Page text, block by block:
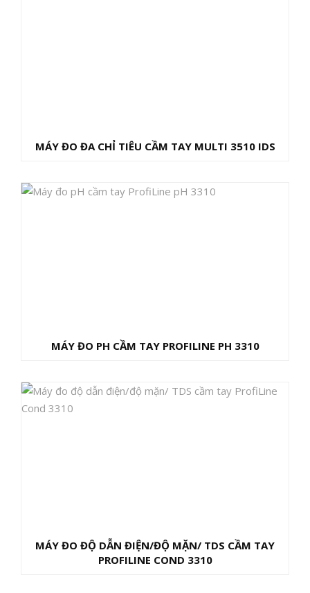
MÁY ĐO ĐA CHỈ TIÊU CẦM TAY MULTI 3510 IDS
MÁY ĐO PH CẦM TAY PROFILINE PH 3310
MÁY ĐO ĐỘ DẪN ĐIỆN/ĐỘ MẶN/ TDS CẦM TAY
PROFILINE COND 3310